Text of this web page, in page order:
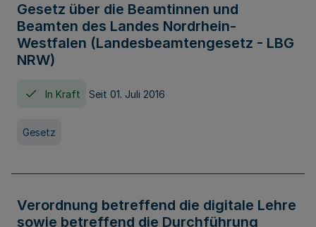
Gesetz über die Beamtinnen und
Beamten des Landes Nordrhein-
Westfalen (Landesbeamtengesetz - LBG
NRW)
In Kraft Seit 01. Juli 2016
Gesetz
Verordnung betreffend die digitale Lehre
sowie betreffend die Durchführung